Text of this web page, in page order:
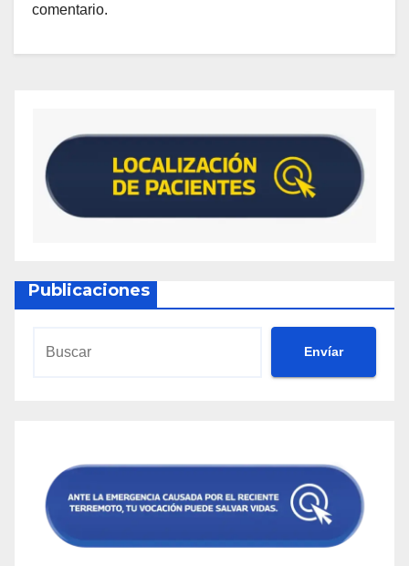
comentario.
Publicaciones
Envíar